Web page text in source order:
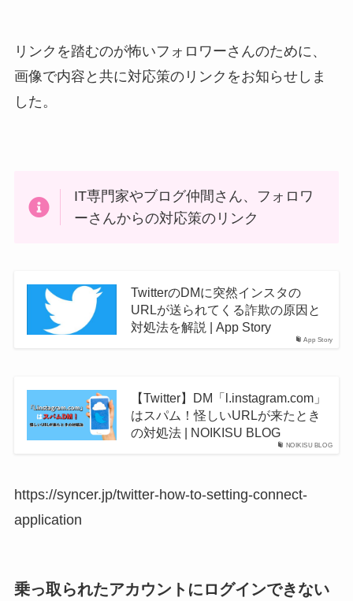
リンクを踏むのが怖いフォロワーさんのために、
画像で内容と共に対応策のリンクをお知らせしま
した。
IT専門家やブログ仲間さん、フォロワ
ーさんからの対応策のリンク
App Story
TwitterのDMに突然インスタの
URLが送られてくる詐欺の原因と
対処法を解説 | App Story
NOIKISU BLOG
【Twitter】DM「l.instagram.com」
はスパム！怪しいURLが来たとき
の対処法 | NOIKISU BLOG
https://syncer.jp/twitter-how-to-setting-connect-
application
乗っ取られたアカウントにログインできない